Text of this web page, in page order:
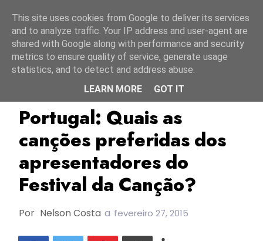
Festival Da Canção 2015
Portugal: Quais as
canções preferidas dos
apresentadores do
Festival da Canção?
Por Nelson Costa a fevereiro 27, 2015
This site uses cookies from Google to deliver its services
and to analyze traffic. Your IP address and user-agent are
shared with Google along with performance and security
metrics to ensure quality of service, generate usage
statistics, and to detect and address abuse.
LEARN MORE
GOT IT